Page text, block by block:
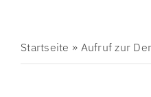
Startseite » Aufruf zur